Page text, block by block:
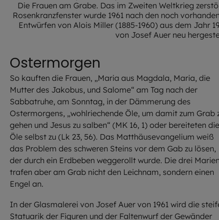
Die Frauen am Grabe. Das im Zweiten Weltkrieg
Rosenkranzfenster wurde 1961 nach den noch
Entwürfen von Alois Miller (1885-1960) aus dem Jahr
von Josef Auer neu
Ostermorgen
So kauften die Frauen, „Maria aus Magdala, Maria, die
Mutter des Jakobus, und Salome“ am Tag nach der
Sabbatruhe, am Sonntag, in der Dämmerung des
Ostermorgens, „wohlriechende Öle, um damit zum Grab
gehen und Jesus zu salben“ (MK 16, 1) oder bereiteten die
Öle selbst zu (Lk 23, 56). Das Matthäusevangelium weiß
das Problem des schweren Steins vor dem Gab zu lösen,
der durch ein Erdbeben weggerollt wurde. Die drei
trafen aber am Grab nicht den Leichnam, sondern einen
Engel an.
In der Glasmalerei von Josef Auer von 1961 wird die
Statuarik der Figuren und der Faltenwurf der Gewänder